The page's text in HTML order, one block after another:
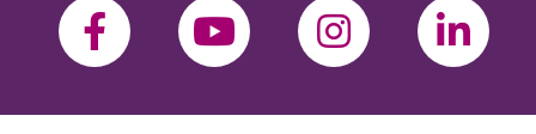
facebook-fyoutubeinstagram